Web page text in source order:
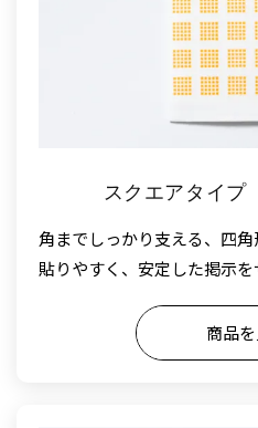
スクエアタイプ
角までしっかり支える、四
貼りやすく、安定した掲示を
商品